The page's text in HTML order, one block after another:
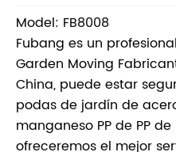
Model: FB8008
Fubang es un
Garden Moving
China, puede estar
podas de jardín de
manganeso PP de PP
ofreceremos el mejor